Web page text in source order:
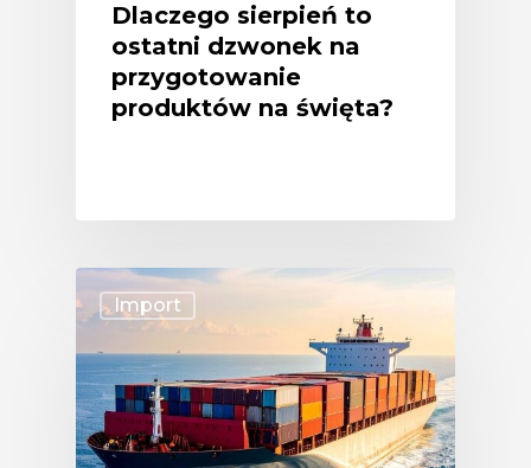
Dlaczego sierpień to
ostatni dzwonek na
przygotowanie
produktów na święta?
Import